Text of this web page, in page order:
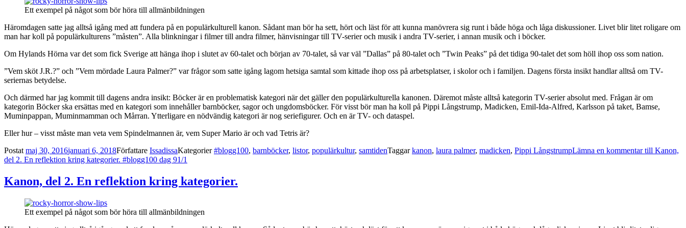
Ett exempel på något som bör höra till allmänbildningen
Häromdagen satte jag alltså igång med att fundera på en populärkulturell kanon. Sådant man bör ha sett, hört och läst för att kunna manövrera sig runt i både höga och låga diskussioner. Livet blir litet roligare om
man har koll på populärkulturens ”måsten”. Alla blinkningar i filmer till andra filmer, hänvisningar till TV-serier och musik i andra TV-serier, i annan musik och i böcker.
Om Hylands Hörna var det som fick Sverige att hänga ihop i slutet av 60-talet och början av 70-talet, så var väl ”Dallas” på 80-talet och ”Twin Peaks” på det tidiga 90-talet det som höll ihop oss som nation.
”Vem sköt J.R.?” och ”Vem mördade Laura Palmer?” var frågor som satte igång lagom hetsiga samtal som kittade ihop oss på arbetsplatser, i skolor och i familjen. Dagens första insikt handlar alltså om TV-
seriernas betydelse.
Och därmed har jag kommit till dagens andra insikt: Böcker är en problematisk kategori när det gäller den populärkulturella kanonen. Däremot måste alltså kategorin TV-serier absolut med. Frågan är om
kategorin Böcker ska ersättas med en kategori som innehåller barnböcker, sagor och ungdomsböcker. För visst bör man ha koll på Pippi Långstrump, Madicken, Emil-Ida-Alfred, Karlsson på taket, Bamse,
Muminpappan, Muminmamman och Mårran. Ytterligare en nödvändig kategori är nog seriefigurer. Och en är TV- och dataspel.
Eller hur – visst måste man veta vem Spindelmannen är, vem Super Mario är och vad Tetris är?
Postat maj 30, 2016januari 6, 2018Författare IssadissaKategorier#blogg100, barnböcker, listor, populärkultur, samtidenTaggarkanon, laura palmer, madicken, Pippi LångstrumpLämna en kommentartill Kanon,
del 2. En reflektion kring kategorier. #blogg100 dag 91/1
Kanon, del 2. En reflektion kring kategorier.
Ett exempel på något som bör höra till allmänbildningen